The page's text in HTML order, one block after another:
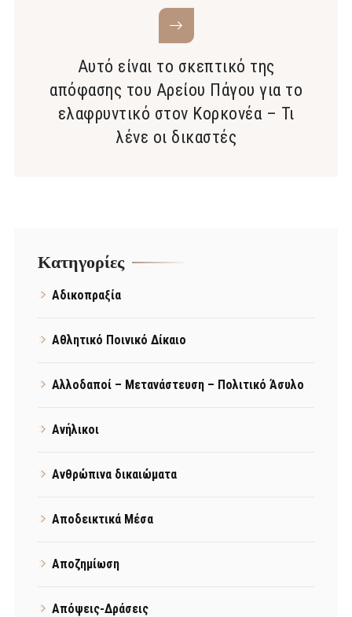
Αυτό είναι το σκεπτικό της
απόφασης του Αρείου Πάγου για το
ελαφρυντικό στον Κορκονέα – Τι
λένε οι δικαστές
Kατηγορίες
Αδικοπραξία
Αθλητικό Ποινικό Δίκαιο
Αλλοδαποί – Μετανάστευση – Πολιτικό Άσυλο
Ανήλικοι
Ανθρώπινα δικαιώματα
Αποδεικτικά Μέσα
Αποζημίωση
Απόψεις-Δράσεις